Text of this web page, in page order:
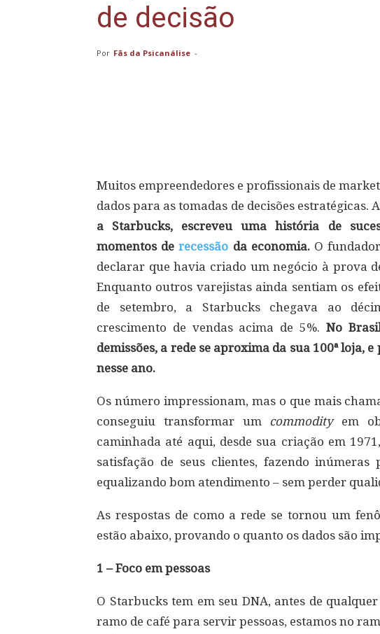
de decisão
Por Fãs da Psicanálise -
Muitos empreendedores e profissionais de
dados para as tomadas de decisões estratégicas. A
a Starbucks, escreveu uma história de
momentos derecessão da economia.O
declarar que havia criado um negócio à prova
Enquanto outros varejistas ainda sentiam os
de setembro, a Starbucks chegava ao
crescimento de vendas acima de 5%. No
demissões, a rede se aproxima da sua 100ª loja,
nesse ano.
Os número impressionam, mas o que mais
conseguiu transformar um commodityem
caminhada até aqui, desde sua criação em
satisfação de seus clientes, fazendo inúmeras
equalizando bom atendimento – sem perder
As respostas de como a rede se tornou um
estão abaixo, provando o quanto os dados são
1 – Foco em pessoas
O Starbucks tem em seu DNA, antes de
ramo de café para servir pessoas, estamos no